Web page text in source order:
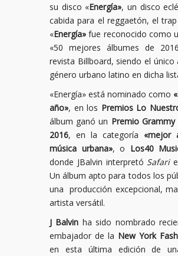
su disco «Energía», un disco
cabida para el reggaetón, el
«Energía»fue reconocido como
«50 mejores álbumes de
revista Billboard, siendo el único
género urbano latino en dicha
«Energía» está nominado como
año», en los Premios Lo
álbum ganó un Premio
2016, en la categoría «mejor
música urbana», o Los40
donde JBalvin interpretó Safari
Un álbum apto para todos los
una producción excepcional,
artista versátil.
J Balvin ha sido nombrado
embajador de la New York
en esta última edición de